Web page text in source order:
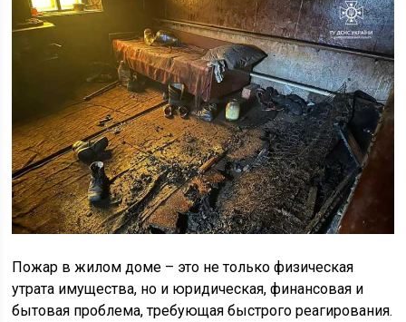
Пожар в жилом доме – это не только физическая
утрата имущества, но и юридическая, финансовая и
бытовая проблема, требующая быстрого реагирования.